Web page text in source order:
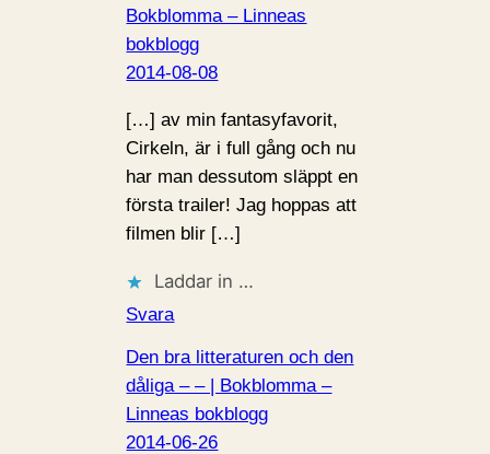
Bokblomma – Linneas
bokblogg
2014-08-08
[…] av min fantasyfavorit,
Cirkeln, är i full gång och nu
har man dessutom släppt en
första trailer! Jag hoppas att
filmen blir […]
Laddar in …
Svara
Den bra litteraturen och den
dåliga – – | Bokblomma –
Linneas bokblogg
2014-06-26